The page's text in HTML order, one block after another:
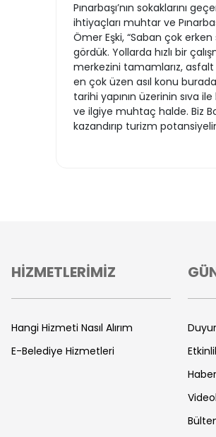
Pınarbaşı’nın sokaklarını
ihtiyaçları muhtar ve
Ömer Eşki, “Saban çok
gördük. Yollarda hızlı bir
merkezini tamamlarız, asfalt
en çok üzen asıl konu
tarihi yapının üzerinin sıva
ve ilgiye muhtaç halde. Biz
kazandırıp turizm
HİZMETLERİMİZ
Hangi Hizmeti Nasıl Alırım
E-Belediye Hizmetleri